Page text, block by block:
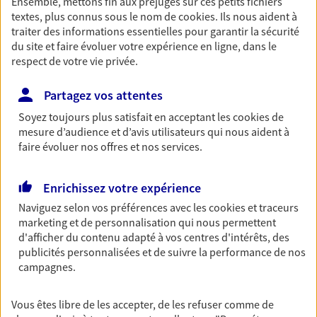
Découvrir les offres Épargne
Retraite
Préparez sereinement ce nouveau chapitre de
votre vie avec les conseils d'un expert. Découvrez
notre solution PER (Plan Epargne Retraite)
spécialement conçue pour la retraite.
Prévoyance
Pour un avenir serein, assurez-vous avec notre
contrat prévoyance. Préservez vos proches en cas
d'accident ou de maladie en optant pour les
garanties incapacité temporaire totale de travail,
Découvrir l'offre Prévoyance
textes, plus connus sous le nom decookies. Ils nous aident à
traiter des informations essentielles pour garantir la sécurité
du site et faire évoluer votre expérience en ligne, dans le
respect de votre vie privée.
Partagez vos attentes
Soyez toujours plus satisfait en acceptant lescookiesde
mesure d’audience et d’avis utilisateurs qui nous aident à
faire évoluer nos offres et nos services.
Enrichissez votre expérience
Naviguez selon vos préférences avec lescookies et traceurs
marketing et de personnalisation qui nous permettent
d'afficher du contenu adapté à vos centres d'intérêts, des
publicités personnalisées et de suivre la performance de nos
campagnes.
Vous êtes libre de les accepter, de les refuser comme de